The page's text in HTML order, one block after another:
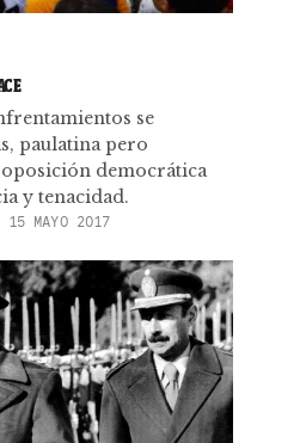
se
paulatina pero
democrática
y tenacidad.
15 MAYO 2017